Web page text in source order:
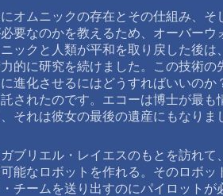
オムニックの存在とその仕組み、そ
要なのかを教えるため、オーバーウ
ックと人類が平和を取り戻した後は
的に研究を続けました。この技術の
進化させるにはどうすればいいのか
されたのです。エコーは博士が最も
それは彼女の最後の遺産にもなりま
ブリエル・レイエスのもとを訪れて
能なロボットを作れる。そのロボッ
チームを送り出すのにパイロットが